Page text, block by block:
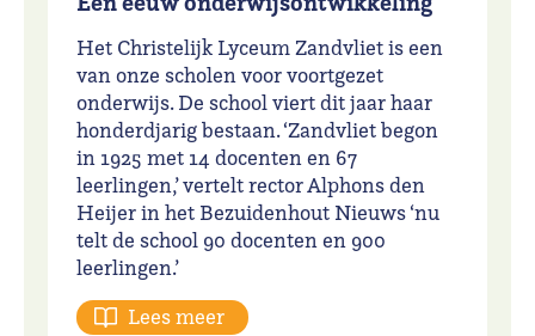
Het Christelijk Lyceum Zandvliet is een
van onze scholen voor voortgezet
onderwijs. De school viert dit jaar haar
honderdjarig bestaan. ‘Zandvliet begon
in 1925 met 14 docenten en 67
leerlingen,’ vertelt rector Alphons den
Heijer in het Bezuidenhout Nieuws ‘nu
telt de school 90 docenten en 900
leerlingen.’
Lees meer